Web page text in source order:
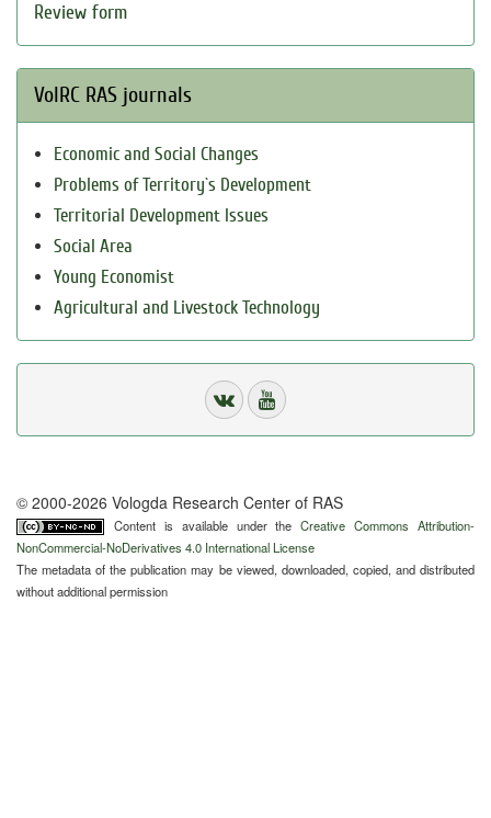
Review form
VolRC RAS journals
Economic and Social Changes
Problems of Territory`s Development
Territorial Development Issues
Social Area
Young Economist
Agricultural and Livestock Technology
© 2000-2026 Vologda Research Center of RAS
Content is available under theCreative Commons Attribution-
NonCommercial-NoDerivatives 4.0 International License
The metadata of the publication may be viewed, downloaded, copied, and distributed
without additional permission